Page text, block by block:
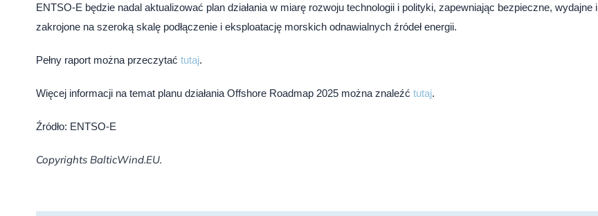
ENTSO-E będzie nadal aktualizować plan działania w miarę rozwoju technologii i polityki, zapewniając bezpieczne, wydajne i
zakrojone na szeroką skalę podłączenie i eksploatację morskich odnawialnych źródeł energii.
Pełny raport można przeczytać tutaj.
Więcej informacji na temat planu działania Offshore Roadmap 2025 można znaleźć tutaj.
Źródło: ENTSO-E
Copyrights BalticWind.EU.